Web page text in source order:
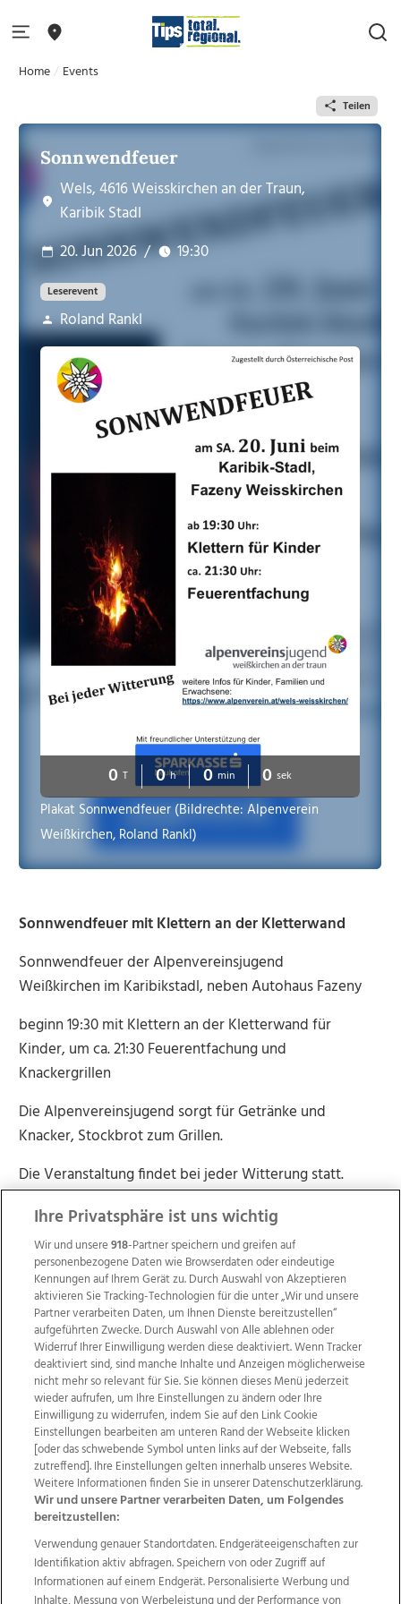
Home Events
Teilen
Sonnwendfeuer
Wels, 4616 Weisskirchen an der Traun,
Karibik Stadl
20. Jun 2026 / 19:30
Leserevent
Roland Rankl
0 T 0 h 0 min 0 sek
Plakat Sonnwendfeuer (Bildrechte: Alpenverein
Weißkirchen, Roland Rankl)
Sonnwendfeuer mit Klettern an der Kletterwand
Sonnwendfeuer der Alpenvereinsjugend
Weißkirchen im Karibikstadl, neben Autohaus Fazeny
beginn 19:30 mit Klettern an der Kletterwand für
Kinder, um ca. 21:30 Feuerentfachung und
Knackergrillen
Die Alpenvereinsjugend sorgt für Getränke und
Knacker, Stockbrot zum Grillen.
Die Veranstaltung findet bei jeder Witterung statt.
Wir über uns Mediadaten Kontakt
Jobs
Datenschutz
Impressum
AGB Anzeigekunden
AGB Website
Ehrenkodex Politische Werbung
Weitere Angebote des Medienhauses Wimmer
TV1 di-mog-i.at OÖNow
Ischler Woche
Life Radio
OÖNachrichten
OÖN Immobilien
Ihre Privatsphäre ist uns wichtig
Wir und unsere918-Partner speichern und greifen auf
personenbezogene Daten wie Browserdaten oder eindeutige
Kennungen auf Ihrem Gerät zu. Durch Auswahl von Akzeptieren
aktivieren Sie Tracking-Technologien für die unter „Wir und unsere
Partner verarbeiten Daten, um Ihnen Dienste bereitzustellen“
aufgeführten Zwecke. Durch Auswahl von Alle ablehnen oder
Widerruf Ihrer Einwilligung werden diese deaktiviert. Wenn Tracker
deaktiviert sind, sind manche Inhalte und Anzeigen möglicherweise
nicht mehr so relevant für Sie. Sie können dieses Menü jederzeit
wieder aufrufen, um Ihre Einstellungen zu ändern oder Ihre
Einwilligung zu widerrufen, indem Sie auf den Link Cookie
Einstellungen bearbeiten am unteren Rand der Webseite klicken
[oder das schwebende Symbol unten links auf der Webseite, falls
zutreffend]. Ihre Einstellungen gelten innerhalb unseres Website.
Weitere Informationen finden Sie in unserer Datenschutzerklärung.
Wir und unsere Partner verarbeiten Daten, um Folgendes
bereitzustellen:
Verwendung genauer Standortdaten. Endgeräteeigenschaften zur
Identifikation aktiv abfragen. Speichern von oder Zugriff auf
Informationen auf einem Endgerät. Personalisierte Werbung und